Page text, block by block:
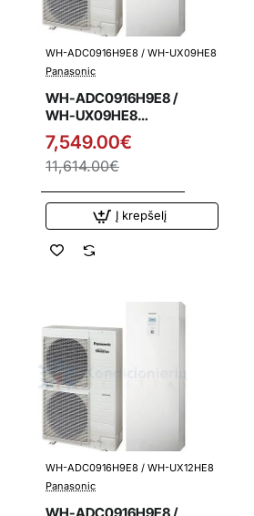
Išpardavimas
WH-ADC0916H9E8 / WH-UX09HE8
Panasonic
WH-ADC0916H9E8 /
WH-UX09HE8
Panasonic T-CAP
9.0 kW oras-vanduo
šilumos siurblys su
talpa
7,549.00€
11,614.00€
Į krepšelį
Išpardavimas
WH-ADC0916H9E8 / WH-UX12HE8
Panasonic